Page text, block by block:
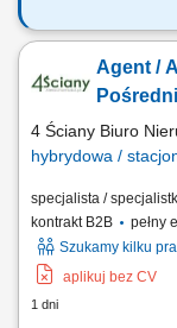
Twoje zadania?
klientami.
nieruchomości.
Agent /
4 Ściany Biuro
hybrydowa /
specjalista /
kontrakt B2B
pełny
Szukamy kilku
aplikuj bez CV
1 dni